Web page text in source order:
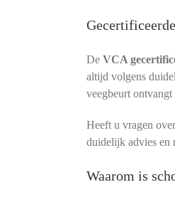
De VCA
altijd volgens
veegbeurt ontvangt
Heeft u vragen
duidelijk advies en
Waarom is